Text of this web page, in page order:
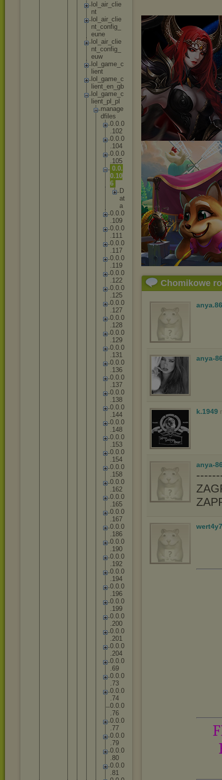
lo
air_ cl ie
nt
lo
air_ cl ie
nt _config_
eune
lo
air_ cl ie
nt _config_
euw
lo
game _c
lient
lo
game _c
lient_ en _gb
lo
game _c
lient_ pl _p
manage
dfi es
0.0.0
.102
0.0.0
.104
0.0.0
.105
0.0.
0.10
6
D
at
a
0.0.0
.109
0.0.0
.111
0.0.0
.117
0.0.0
.119
0.0.0
.122
0.0.0
.125
0.0.0
.127
0.0.0
.128
0.0.0
.129
0.0.0
.131
0.0.0
.136
0.0.0
.137
0.0.0
.138
0.0.0
.144
0.0.0
.148
0.0.0
.153
0.0.0
.154
0.0.0
.158
0.0.0
.162
0.0.0
.165
0.0.0
.167
0.0.0
.186
0.0.0
.190
0.0.0
.192
0.0.0
.194
0.0.0
.196
0.0.0
.199
0.0.0
.200
0.0.0
.201
0.0.0
.204
0.0.0
.69
0.0.0
.73
0.0.0
.74
0.0.0
.76
0.0.0
.77
0.0.0
.79
0.0.0
.80
0.0.0
.81
Chomikowe
anya.86
anya-
k.1949
anya-